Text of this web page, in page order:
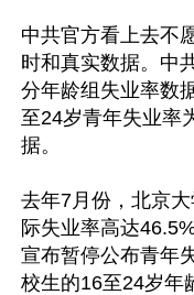
中共官方看上去不
时和真实数据。中
分年龄组失业率数
至24岁青年失业率
据。
去年7月份，北京
际失业率高达
宣布暂停公布青年
校生的16至24岁年